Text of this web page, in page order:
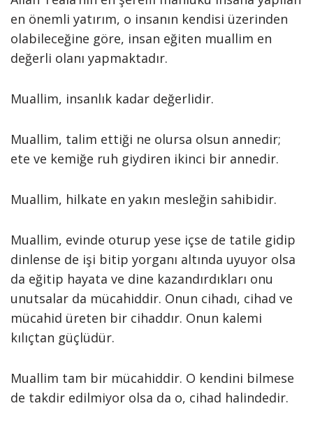
en önemli yatırım, o insanın kendisi üzerinden
olabileceğine göre, insan eğiten muallim en
değerli olanı yapmaktadır.
Muallim, insanlık kadar değerlidir.
Muallim, talim ettiği ne olursa olsun annedir;
ete ve kemiğe ruh giydiren ikinci bir annedir.
Muallim, hilkate en yakın mesleğin sahibidir.
Muallim, evinde oturup yese içse de tatile gidip
dinlense de işi bitip yorganı altında uyuyor olsa
da eğitip hayata ve dine kazandırdıkları onu
unutsalar da mücahiddir. Onun cihadı, cihad ve
mücahid üreten bir cihaddır. Onun kalemi
kılıçtan güçlüdür.
Muallim tam bir mücahiddir. O kendini bilmese
de takdir edilmiyor olsa da o, cihad halindedir.